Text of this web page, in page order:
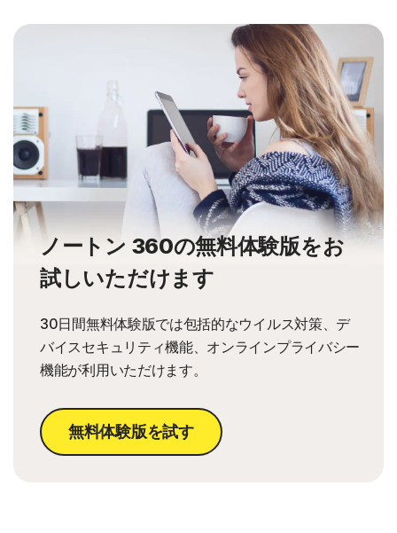
ノートン 360の無料体験版をお
試しいただけます
30日間無料体験版では包括的なウイルス対策、デ
バイスセキュリティ機能、オンラインプライバシー
機能が利用いただけます。
無料体験版を試す